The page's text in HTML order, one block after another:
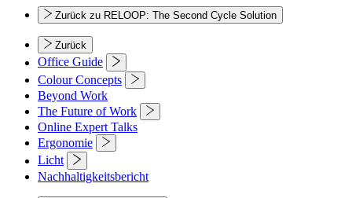
Zurück zu RELOOP: The Second Cycle Solution
Zurück
Office Guide
Colour Concepts
Beyond Work
The Future of Work
Online Expert Talks
Ergonomie
Licht
Nachhaltigkeitsbericht